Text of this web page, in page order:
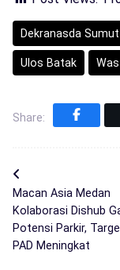
Dekranasda Sumut
Ulos Batak
Share:
Macan Asia Medan
Kolaborasi Dishub
Potensi Parkir,
PAD Meningkat